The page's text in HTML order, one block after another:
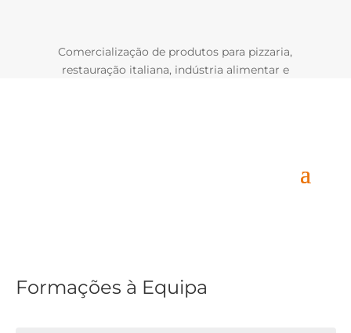
Comercialização de produtos para pizzaria,
restauração italiana, indústria alimentar e
Formações à Equipa